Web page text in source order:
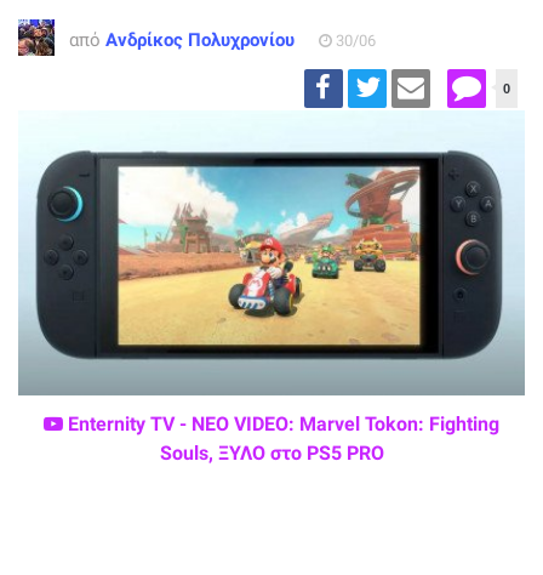
από Ανδρίκος Πολυχρονίου 30/06
0
Enternity TV - ΝΕΟ VIDEO: Marvel Tokon: Fighting
Souls, ΞΥΛΟ στο PS5 PRO